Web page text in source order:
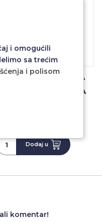
ZA ZASTITU EKRANA
REDMI NOTE 14 CRNA
Dodaj u
komentar!
i omogućili
sa trećim
i polisom